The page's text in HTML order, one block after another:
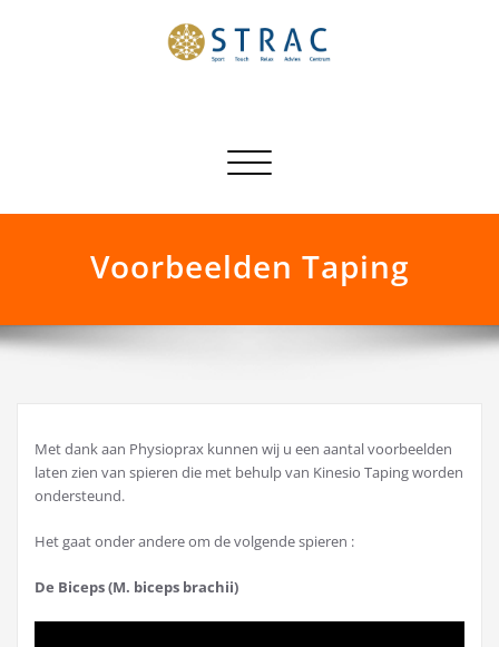
Toggle
Voorbeelden Taping
Met dank aan Physioprax kunnen wij u een aantal voorbeelden
laten zien van spieren die met behulp van Kinesio Taping worden
ondersteund.
Het gaat onder andere om de volgende spieren :
De Biceps (M. biceps brachii)